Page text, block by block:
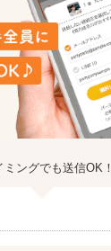
ングでも送信OK！